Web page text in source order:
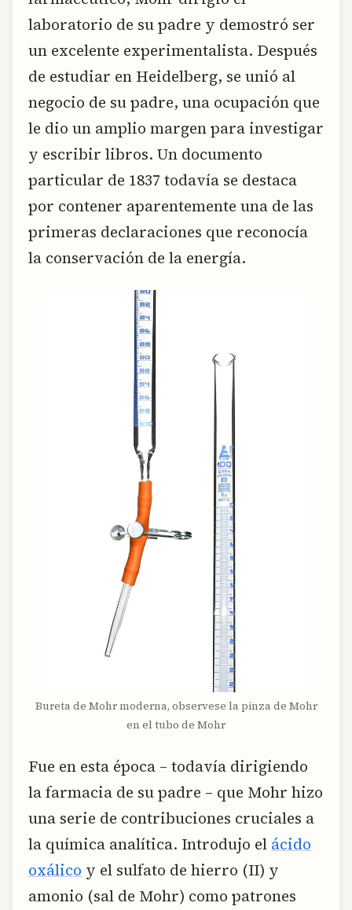
laboratorio de su padre y demostró ser
un excelente experimentalista. Después
de estudiar en Heidelberg, se unió al
negocio de su padre, una ocupación que
le dio un amplio margen para investigar
y escribir libros. Un documento
particular de 1837 todavía se destaca
por contener aparentemente una de las
primeras declaraciones que reconocía
la conservación de la energía.
Bureta de Mohr moderna, observese la pinza de Mohr
en el tubo de Mohr
Fue en esta época – todavía dirigiendo
la farmacia de su padre – que Mohr hizo
una serie de contribuciones cruciales a
la química analítica. Introdujo el ácido
oxálico y el sulfato de hierro (II) y
amonio (sal de Mohr) como patrones